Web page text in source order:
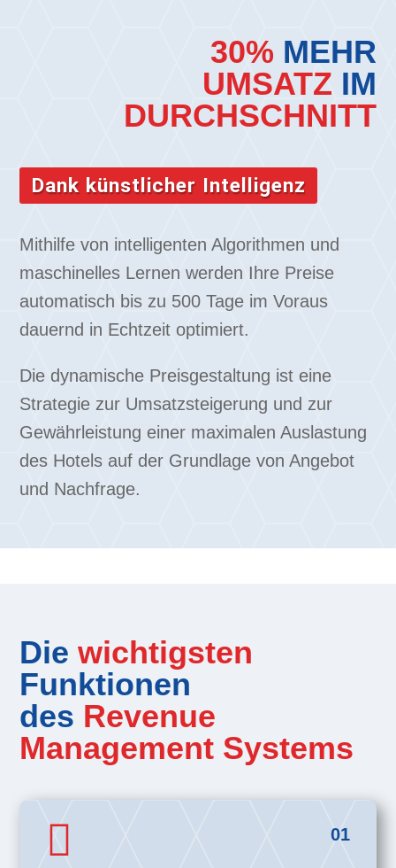
30% MEHR
UMSATZ IM
DURCHSCHNITT
Dank künstlicher Intelligenz
Mithilfe von intelligenten Algorithmen und
maschinelles Lernen werden Ihre Preise
automatisch bis zu 500 Tage im Voraus
dauernd in Echtzeit optimiert.
Die dynamische Preisgestaltung ist eine
Strategie zur Umsatzsteigerung und zur
Gewährleistung einer maximalen Auslastung
des Hotels auf der Grundlage von Angebot
und Nachfrage.
Diewichtigsten
Funktionen
des Revenue
Management Systems
01
